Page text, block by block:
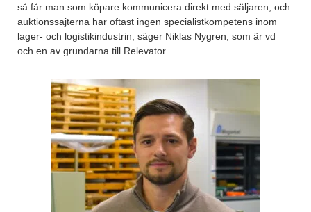
så får man som köpare kommunicera direkt med säljaren, och
auktionssajterna har oftast ingen specialistkompetens inom
lager- och logistikindustrin, säger Niklas Nygren, som är vd
och en av grundarna till Relevator.